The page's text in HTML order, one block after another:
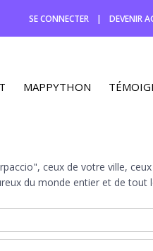
SE CONNECTER | DEVENIR
MAPPYTHON
ceux de votre ville,
du monde entier et de